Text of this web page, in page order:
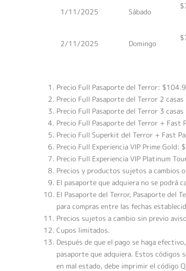
1/11/2025 Sábado
2/11/2025 Domingo
Precio Full Pasaporte del Terror:
Precio Full Pasaporte del Terror 2
Precio Full Pasaporte del Terror 3
Precio Full Pasaporte del Terror + Fast
Precio Full Superkit del Terror + Fast
Precio Full Experiencia VIP Prime Gold:
Precio Full Experiencia VIP Platinum
Precios y productos sujetos a cambios
El pasaporte que adquiera no se podrá
El Pasaporte del Terror, Pasaporte del
para compras entre las fechas
Precios sujetos a cambio sin previo
Cupos limitados.
Después de que el pago se haga
pasaporte que adquiera. Estos códigos
en mal estado, debe imprimir el código